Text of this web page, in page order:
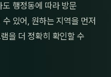
도 행정동에 따라 방문
있어, 원하는 지역을 먼저
을 더 정확히 확인할 수